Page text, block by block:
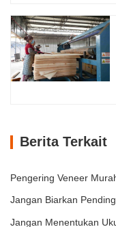
Berita Terkait